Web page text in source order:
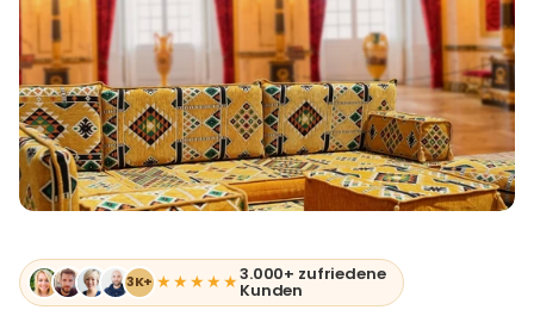
3K+ ★★★★★3.000+ zufriedene
Kunden